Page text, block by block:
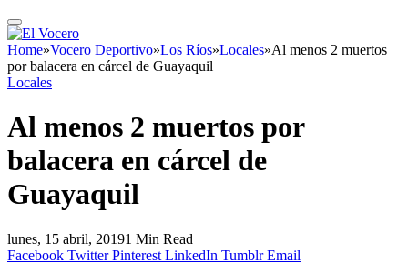
Home»Vocero Deportivo»Los Ríos»Locales»Al menos 2 muertos
por balacera en cárcel de Guayaquil
Locales
Al menos 2 muertos por
balacera en cárcel de
Guayaquil
lunes, 15 abril, 20191 Min Read
Facebook Twitter Pinterest LinkedIn Tumblr Email